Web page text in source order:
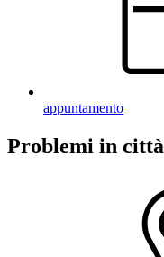
appuntamento
Problemi in città